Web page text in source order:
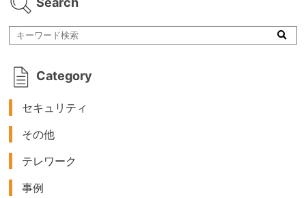
Category
セキュリティ
その他
テレワーク
事例